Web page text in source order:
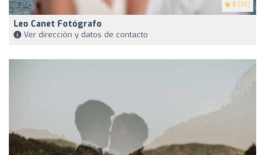
5 (35)
Leo Canet Fotógrafo
Ver dirección y datos de contacto